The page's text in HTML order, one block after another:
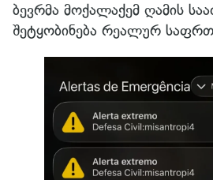
ბევრმა მოქალაქემ ღამის
შეტყობინება რეალურ